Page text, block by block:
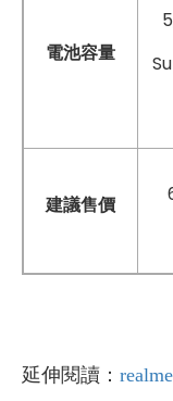
電池容量
建議售價
延伸閱讀：